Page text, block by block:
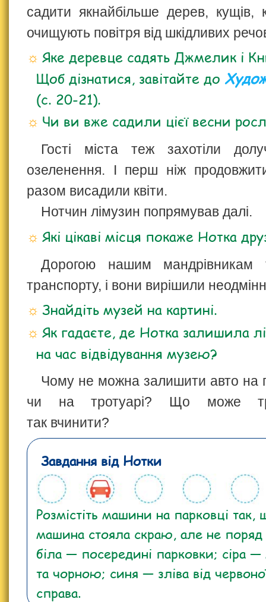
садити якнайбільше дерев, кущів,
очищують повітря від шкідливих
Яке деревце садять Джмелик і
Щоб дізнатися, завітайте до
(с. 20-21).
Чи ви вже садили цієї весни
Гості міста теж захотіли
озеленення. І перш ніж
разом висадили квіти.
Нотчин лімузин попрямував далі.
Які цікаві місця покаже Нотка
Дорогою нашим мандрівникам
транспорту, і вони вирішили
Знайдіть музей на картині.
Як гадаєте, де Нотка залишила
на час відвідування музею?
Чому не можна залишити авто на
чи на тротуарі? Що може
так вчинити?
Завдання від Нотки
Розмістіть машини на парковці так,
машина стояла скраю, але не
біла — посередині парковки; сіра
та чорною; синя — зліва від
справа.